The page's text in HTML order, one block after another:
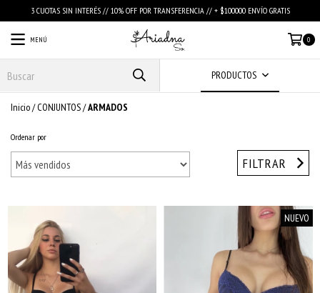
3 CUOTAS SIN INTERÉS // 10% OFF POR TRANSFERENCIA // + $100000 ENVÍO GRATIS
MENÚ 0
PRODUCTOS
Inicio/ CONJUNTOS/ARMADOS
Ordenar por
FILTRAR
NUEVO